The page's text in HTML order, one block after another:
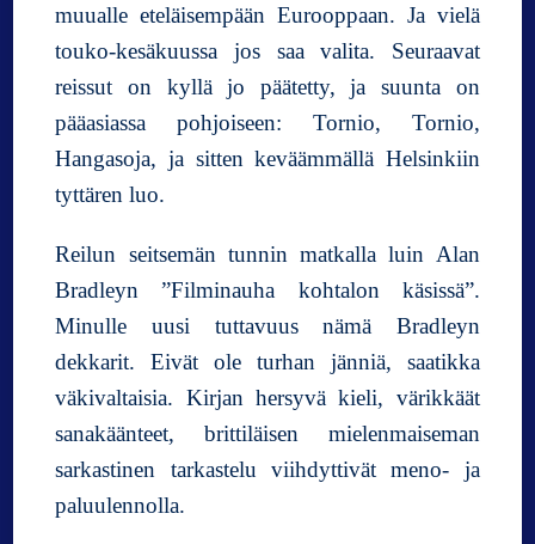
muualle eteläisempään Eurooppaan. Ja vielä
touko-kesäkuussa jos saa valita. Seuraavat
reissut on kyllä jo päätetty, ja suunta on
pääasiassa pohjoiseen: Tornio, Tornio,
Hangasoja, ja sitten keväämmällä Helsinkiin
tyttären luo.
Reilun seitsemän tunnin matkalla luin Alan
Bradleyn ”Filminauha kohtalon käsissä”.
Minulle uusi tuttavuus nämä Bradleyn
dekkarit. Eivät ole turhan jänniä, saatikka
väkivaltaisia. Kirjan hersyvä kieli, värikkäät
sanakäänteet, brittiläisen mielenmaiseman
sarkastinen tarkastelu viihdyttivät meno- ja
paluulennolla.